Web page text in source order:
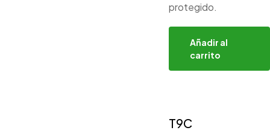
protegido.
Añadir al
carrito
T9C